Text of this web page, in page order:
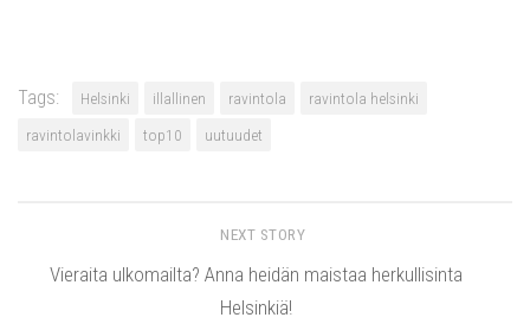
Tags: Helsinki illallinen ravintola
ravintola helsinki
ravintolavinkki
top10 uutuudet
NEXT STORY
Vieraita ulkomailta? Anna heidän maistaa herkullisinta
Helsinkiä!